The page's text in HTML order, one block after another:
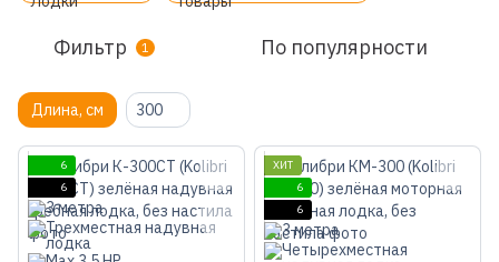
Фильтр 1 По популярности
Длина, см 300
6
6
ХИТ
6
6